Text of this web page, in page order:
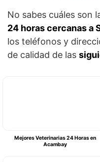
No sabes cuáles son
24 horas cercanas a
los teléfonos y
de calidad de las
Mejores Veterinarias 24 Horas en
Acambay